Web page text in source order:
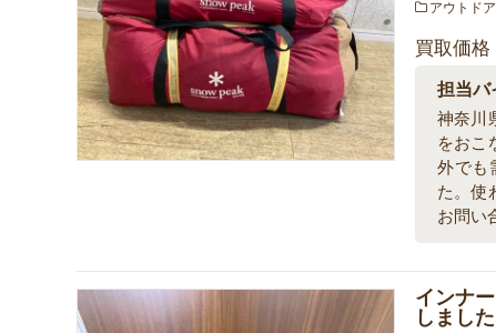
アウトド
買取価格
担当バ
神奈川
をおこ
外でも
た。使
お問い
インナ
しました